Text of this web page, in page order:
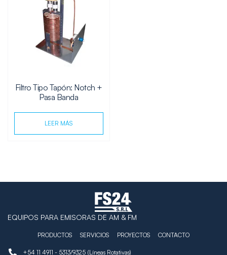
Filtro Tipo Tapón: Notch +
Pasa Banda
LEER MÁS
EQUIPOS PARA EMISORAS DE AM & FM
PRODUCTOS SERVICIOS PROYECTOS CONTACTO
+54 11 4911 - 5313/9325 (Líneas Rotativas)